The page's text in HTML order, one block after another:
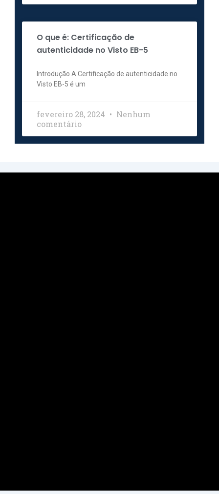
O que é: Certificação de
autenticidade no Visto EB-5
Introdução A Certificação de autenticidade no
Visto EB-5 é um
fevereiro 28, 2024
Nenhum
comentário